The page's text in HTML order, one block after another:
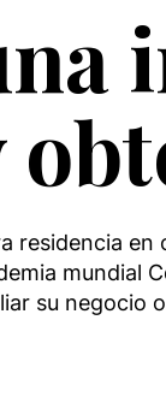
residencia
mundial
su negocio